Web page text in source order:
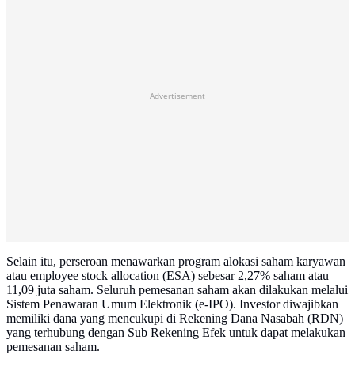
Advertisement
Selain itu, perseroan menawarkan program alokasi saham karyawan
atau employee stock allocation (ESA) sebesar 2,27% saham atau
11,09 juta saham. Seluruh pemesanan saham akan dilakukan melalui
Sistem Penawaran Umum Elektronik (e-IPO). Investor diwajibkan
memiliki dana yang mencukupi di Rekening Dana Nasabah (RDN)
yang terhubung dengan Sub Rekening Efek untuk dapat melakukan
pemesanan saham.